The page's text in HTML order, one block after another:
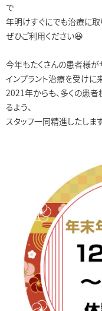
で
年明けすぐにでも治療に取
ぜひご利用ください😆
今年もたくさんの患者様が
インプラント治療を受けに
2021年からも、多くの患
るよう、
スタッフ一同精進したしま